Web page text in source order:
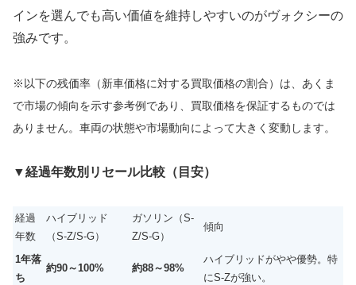
インを選んでも高い価値を維持しやすいのがヴォクシーの
強みです。
※以下の残価率（新車価格に対する買取価格の割合）は、あくま
で市場の傾向を示す参考例であり、買取価格を保証するものでは
ありません。車両の状態や市場動向によって大きく変動します。
▼経過年数別リセール比較（目安）
経過
年数
ハイブリッド
（S-Z/S-G）
ガソリン（S-
Z/S-G）
傾向
1年落
ち
約90～100% 約88～98%
ハイブリッドがやや優勢。特
にS-Zが強い。